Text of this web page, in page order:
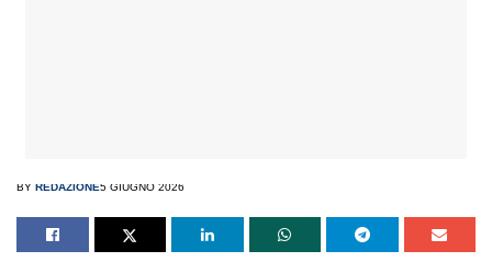
BY REDAZIONE5 GIUGNO 2026